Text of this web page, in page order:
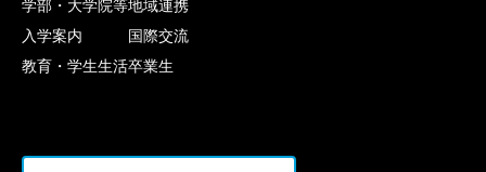
学部・大学院等
入学案内
教育・学生生活
地域連携
国際交流
卒業生